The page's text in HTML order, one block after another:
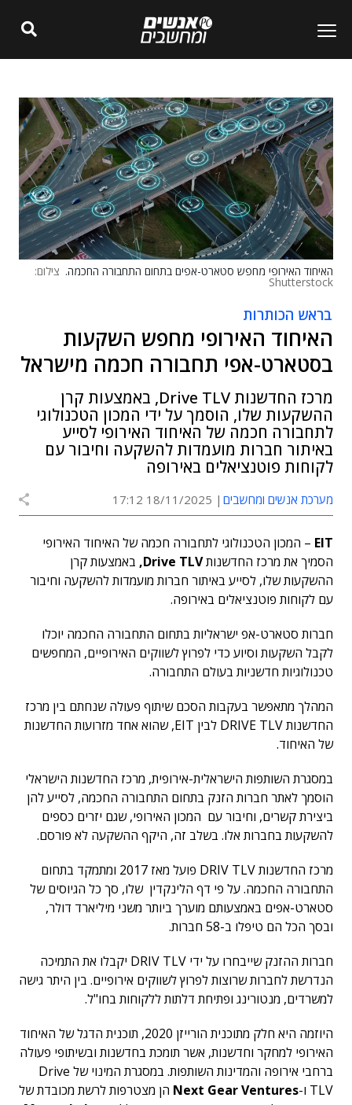
האיחוד האירופי מחפש סטארט-אפים בתחום התחבורה החכמה. צילום:
Shutterstock
בראש הכותרות
האיחוד האירופי מחפש השקעות
בסטארט-אפי תחבורה חכמה מישראל
מרכז החדשנות Drive TLV, באמצעות קרן
ההשקעות שלו, הוסמך על ידי המכון הטכנולוגי
לתחבורה חכמה של האיחוד האירופי לסייע
באיתור חברות מועמדות להשקעה וחיבור עם
לקוחות פוטנציאלים באירופה
מערכת אנשים ומחשבים 18/11/2025 17:12
EIT – המכון הטכנולוגי לתחבורה חכמה של האיחוד האירופי
הסמיך את מרכז החדשנותDrive TLV
, באמצעות קרן
ההשקעות שלו, לסייע באיתור חברות מועמדות להשקעה וחיבור
עם לקוחות פוטנציאלים באירופה.
חברות סטארט-אפ ישראליות בתחום התחבורה החכמה יוכלו
לקבל השקעות וסיוע כדי לפרוץ לשווקים האירופיים, המחפשים
טכנולוגיות חדשניות בעולם התחבורה.
המהלך מתאפשר בעקבות הסכם שיתוף פעולה שנחתם בין מרכז
החדשנות DRIVE TLV לבין EIT, שהוא אחד מזרועות החדשנות
של האיחוד.
במסגרת השותפות הישראלית-אירופית, מרכז החדשנות הישראלי
הוסמך לאתר חברות הזנק בתחום התחבורה החכמה, לסייע להן
ביצירת קשרים, וחיבור עם המכון האירופי, שגם יזרים כספים
להשקעות בחברות אלו. בשלב זה, היקף ההשקעה לא פורסם.
מרכז החדשנות DRIV TLV פועל מאז 2017 ומתמקד בתחום
התחבורה החכמה. על פי דף הלינקדין שלו, סך כל הגיוסים של
סטארט-אפים באמצעותם מוערך ביותר משני מיליארד דולר,
ובסך הכל הם טיפלו ב-58 חברות.
חברות ההזנק שייבחרו על ידי DRIV TLV יקבלו את התמיכה
הנדרשת לחברות שרוצות לפרוץ לשווקים אירופיים. בין היתר גישה
למשרדים, מנטורינג ופתיחת דלתות ללקוחות בחו"ל.
היוזמה היא חלק מתוכנית הורייזן 2020, תוכנית הדגל של האיחוד
האירופי למחקר וחדשנות, אשר תומכת בחדשנות ובשיתופי פעולה
ברחבי אירופה והמדינות השותפות. במסגרת המינוי של Drive
TLV ו-
Next Gear Ventures הן מצטרפות לרשת מכובדת של